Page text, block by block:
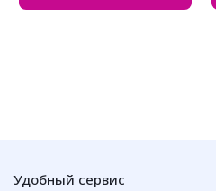
Удобный сервис